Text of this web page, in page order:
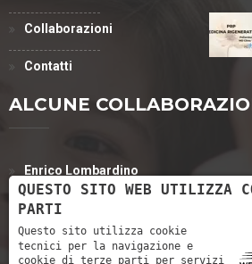
Collaborazioni
Contatti
ALCUNE
Enrico Lombardino
Eva Tinazzi
Dott. Riccardo Francesco Rossato
QUESTO SITO WEB UTILIZZA
PARTI
Questo sito utilizza cookie
tecnici per la navigazione e
cookie di terze parti per servizi